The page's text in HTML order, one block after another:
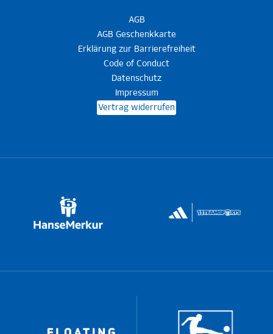
AGB
AGB Geschenkkarte
Erklärung zur Barrierefreiheit
Code of Conduct
Datenschutz
Impressum
Vertrag widerrufen